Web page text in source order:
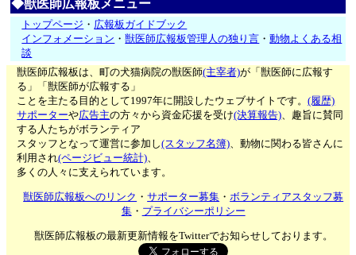
◆獣医師広報板メニュー
トップページ ・ 広報板ガイドブック
インフォメーション ・獣医師広報板管理人の独り言 ・動物よくある相
談
獣医師広報板は、町の犬猫病院の獣医師(主宰者)が「獣医師に広報す
る」「獣医師が広報する」
ことを主たる目的として1997年に開設したウェブサイトです。(履歴)
サポーターや広告主の方々から資金応援を受け(決算報告)、趣旨に賛同
する人たちがボランティア
スタッフとなって運営に参加し(スタッフ名簿)、動物に関わる皆さんに
利用され(ページビュー統計)、
多くの人々に支えられています。
獣医師広報板へのリンク ・サポーター募集 ・ボランティアスタッフ募
集・ プライバシーポリシー
獣医師広報板の最新更新情報をTwitterでお知らせしております。